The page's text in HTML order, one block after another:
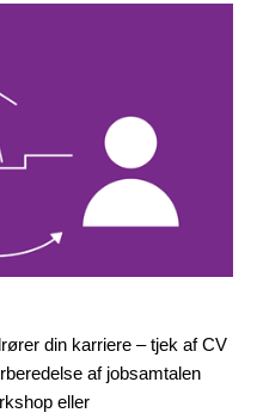
din karriere – tjek af CV
af jobsamtalen
eller